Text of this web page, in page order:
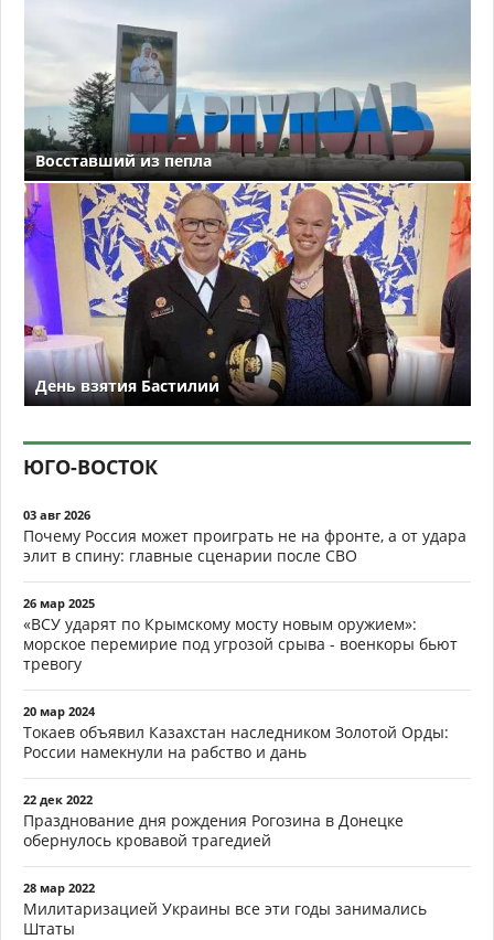
Восставший из пепла
День взятия Бастилии
ЮГО-ВОСТОК
03 авг 2026
Почему Россия может проиграть не на фронте, а от удара
элит в спину: главные сценарии после СВО
26 мар 2025
«ВСУ ударят по Крымскому мосту новым оружием»:
морское перемирие под угрозой срыва - военкоры бьют
тревогу
20 мар 2024
Токаев объявил Казахстан наследником Золотой Орды:
России намекнули на рабство и дань
22 дек 2022
Празднование дня рождения Рогозина в Донецке
обернулось кровавой трагедией
28 мар 2022
Милитаризацией Украины все эти годы занимались
Штаты